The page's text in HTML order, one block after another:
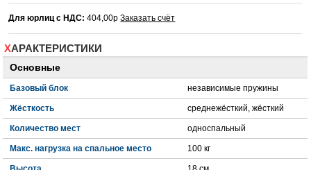
Для юрлиц с НДС: 404,00рЗаказать счёт
ХАРАКТЕРИСТИКИ
Основные
Базовый блок независимые пружины
Жёсткость среднежёсткий, жёсткий
Количество мест односпальный
Макс. нагрузка на спальное место 100 кг